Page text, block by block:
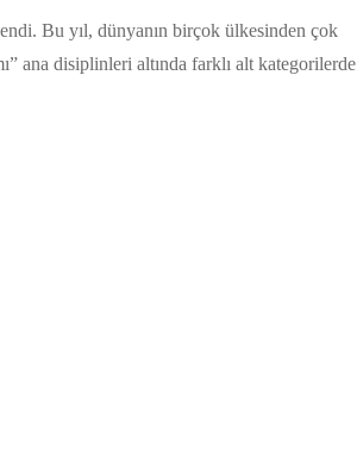
Bu yıl, dünyanın birçok ülkesinden çok
ana disiplinleri altında farklı alt kategorilerde